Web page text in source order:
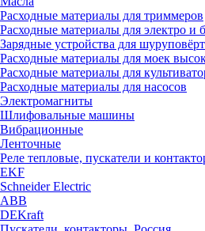
Расходные материалы для триммеров
Расходные материалы для электро и
Зарядные устройства для
Расходные материалы для моек
Расходные материалы для
Расходные материалы для насосов
Электромагниты
Шлифовальные машины
Вибрационные
Ленточные
Реле тепловые, пускатели и
EKF
Schneider Electric
ABB
DEKraft